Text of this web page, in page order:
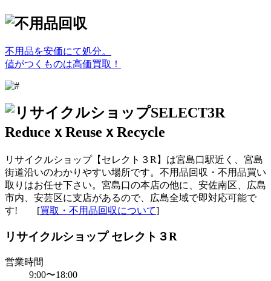
不用品を安価にて処分。
値がつくものは高価買取！
リサイクルショップ【セレクト３R】は宮島口駅近く、宮島
街道沿いのわかりやすい場所です。不用品回収・不用品買い
取りはお任せ下さい。宮島口の本店の他に、安佐南区、広島
市内、安芸区に支店があるので、広島全域で即対応可能で
す! [買取・不用品回収について]
リサイクルショップ セレクト３R
営業時間
9:00〜18:00